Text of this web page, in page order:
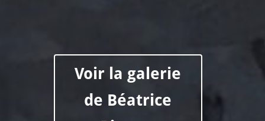
Voir la galerie
de Béatrice